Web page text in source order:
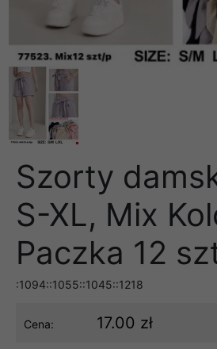
Szorty
S-XL, Mix
Paczka 12
:1094::1055::1045::1218
Cena: 17.00 zł